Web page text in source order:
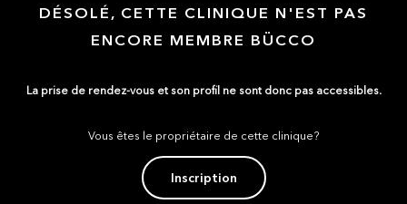
DÉSOLÉ, CETTE CLINIQUE N'EST PAS
ENCORE MEMBRE BÜCCO
La prise de rendez-vous et son profil ne sont donc pas accessibles.
Vous êtes le propriétaire de cette clinique?
Inscription